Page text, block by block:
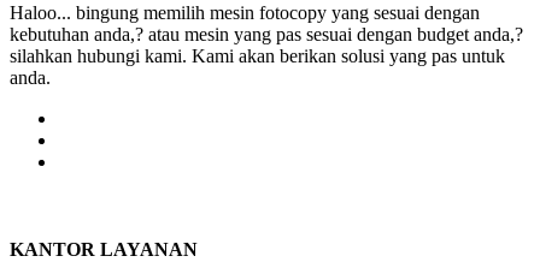
Haloo... bingung memilih mesin fotocopy yang sesuai dengan
kebutuhan anda,? atau mesin yang pas sesuai dengan budget anda,?
silahkan hubungi kami. Kami akan berikan solusi yang pas untuk
anda.
KANTOR LAYANAN